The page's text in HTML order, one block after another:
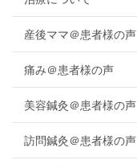
産後ママ＠患者様の声
痛み＠患者様の声
美容鍼灸＠患者様の声
訪問鍼灸＠患者様の声